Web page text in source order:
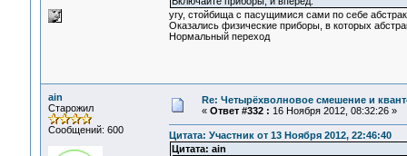
угу, стойбища с пасущимися сами по себе
Оказались физические приборы, в которых
Нормальный переход
ain
Старожил
Сообщений: 600
Re: Четырёхволновое смешение и
« Ответ #332 : 16 Ноября 2012, 08:32:26 »
Цитата: Участник от 13 Ноября 2012, 22:46:40
Цитата: ain